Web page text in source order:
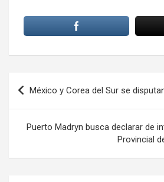
Navegación
de
entradas
México y Corea del Sur se
Puerto Madryn busca declarar de
Provincial